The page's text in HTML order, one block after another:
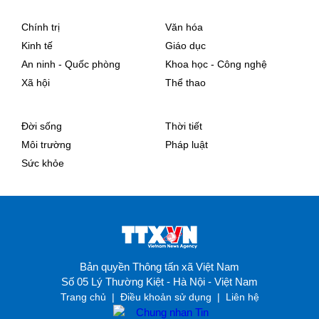
Chính trị
Kinh tế
An ninh - Quốc phòng
Xã hội
Văn hóa
Giáo dục
Khoa học - Công nghệ
Thể thao
Đời sống
Môi trường
Sức khỏe
Thời tiết
Pháp luật
Bản quyền Thông tấn xã Việt Nam
Số 05 Lý Thường Kiệt - Hà Nội - Việt Nam
Trang chủ | Điều khoản sử dụng | Liên hệ